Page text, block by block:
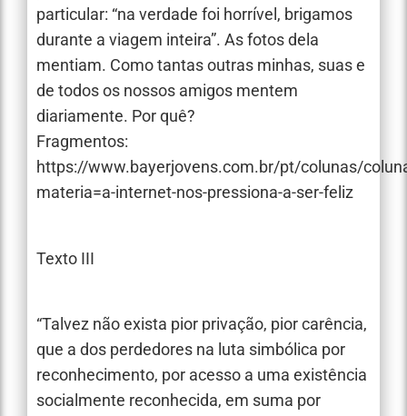
particular: “na verdade foi horrível, brigamos
durante a viagem inteira”. As fotos dela
mentiam. Como tantas outras minhas, suas e
de todos os nossos amigos mentem
diariamente. Por quê?
Fragmentos:
https://www.bayerjovens.com.br/pt/colunas/
materia=a-internet-nos-pressiona-a-ser-feliz
Texto III
“Talvez não exista pior privação, pior carência,
que a dos perdedores na luta simbólica por
reconhecimento, por acesso a uma existência
socialmente reconhecida, em suma por